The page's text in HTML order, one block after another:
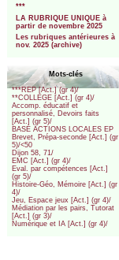
***
LA RUBRIQUE UNIQUE à
partir de novembre 2025
Les rubriques antérieures à
nov. 2025 (archive)
Mots-clés
***REP [Act.] (gr 4)/
**COLLEGE [Act.] (gr 4)/
Accomp. éducatif et
personnalisé, Devoirs faits
[Act.] (gr 5)/
BASE ACTIONS LOCALES EP
Brevet, Prépa-seconde [Act.] (gr
5)/<50
Dijon 58, 71/
EMC [Act.] (gr 4)/
Eval. par compétences [Act.]
(gr 5)/
Histoire-Géo, Mémoire [Act.] (gr
4)/
Jeu, Espace jeux [Act.] (gr 4)/
Médiation par les pairs, Tutorat
[Act.] (gr 3)/
Numérique et IA [Act.] (gr 4)/